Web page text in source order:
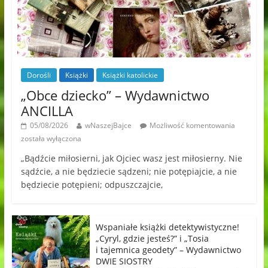
Dorośli Książki Książki katolickie
„Obce dziecko” – Wydawnictwo
ANCILLA
05/08/2026 wNaszejBajce
Możliwość komentowania
została wyłączona
„Bądźcie miłosierni, jak Ojciec wasz jest miłosierny. Nie
sądźcie, a nie będziecie sądzeni; nie potępiajcie, a nie
będziecie potępieni; odpuszczajcie,
Wspaniałe książki detektywistyczne!
„Cyryl, gdzie jesteś?” i „Tosia
i tajemnica geodety” – Wydawnictwo
DWIE SIOSTRY